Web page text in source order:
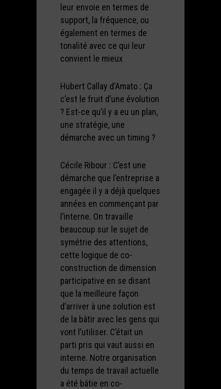
leur envoie en termes de
support, la fréquence, ou
également en termes de
tonalité avec ce qui leur
convient le mieux
Hubert Callay d’Amato : Ça
c’est le fruit d’une évolution
? Est-ce qu’il y a eu un plan,
une stratégie, une
démarche avec un timing ?
Cécile Ribour : C’est une
démarche que l’entreprise a
engagée il y a déjà quelques
années en commençant par
l’interne. On travaille
beaucoup sur le sujet de
symétrie des attentions,
cette logique de co-
construction de dimension
participative en se disant
que la meilleure façon
d’arriver à une solution est
de la bâtir avec les gens qui
vont l’utiliser. C’était un
parti pris qui vaut aussi en
interne. Notre organisation
du temps de travail actuelle
a été bâtie en co-